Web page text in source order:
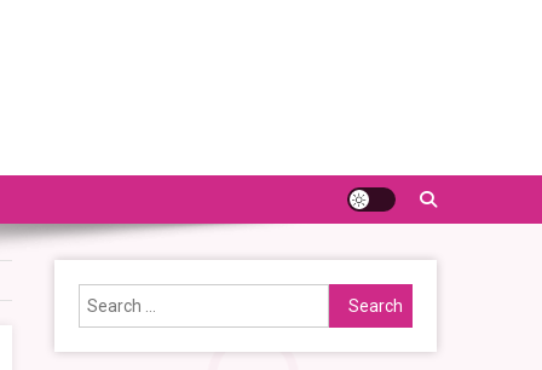
Search
for: